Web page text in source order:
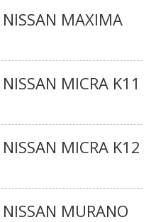
MAXIMA
MICRA K11
MICRA K12
MURANO